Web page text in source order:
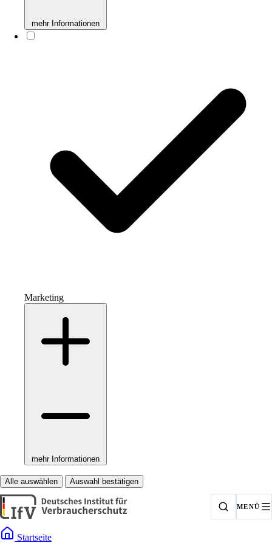
mehr Informationen
Marketing
mehr Informationen
Alle auswählen Auswahl bestätigen
MENÜ
Startseite